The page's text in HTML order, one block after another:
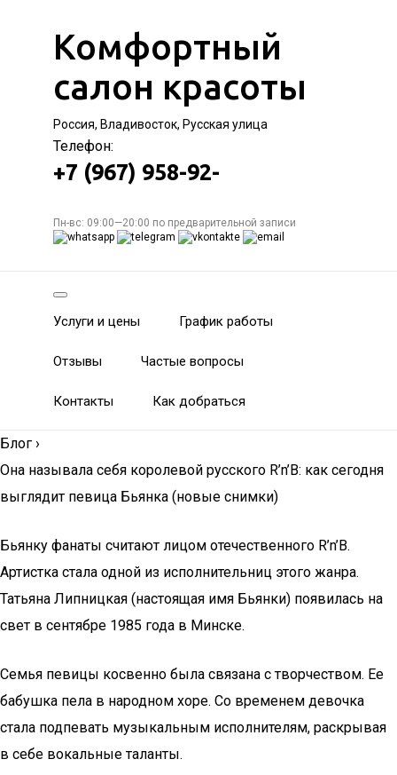
Комфортный
салон красоты
Россия, Владивосток, Русская улица
Телефон:
+7 (967) 958-92-
Пн-вс: 09:00—20:00 по предварительной записи
Услуги и цены График работы
Отзывы Частые вопросы
Контакты Как добраться
Блог ›
Она называла себя королевой русского R’n’B: как сегодня
выглядит певица Бьянка (новые снимки)
Бьянку фанаты считают лицом отечественного R’n’B.
Артистка стала одной из исполнительниц этого жанра.
Татьяна Липницкая (настоящая имя Бьянки) появилась на
свет в сентябре 1985 года в Минске.
Семья певицы косвенно была связана с творчеством. Ее
бабушка пела в народном хоре. Со временем девочка
стала подпевать музыкальным исполнителям, раскрывая
в себе вокальные таланты.